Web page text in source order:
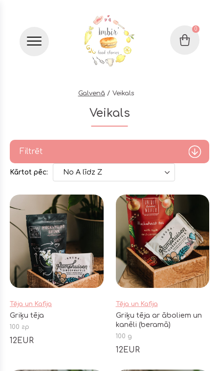
Бургер меню Grozs
0
Galvenā Veikals
Veikals
Filtrēt
Kārtot pēc: No A līdz Z
Tēja un Kafija
Griķu tēja
100 гр
12EUR
Tēja un Kafija
Griķu tēja ar āboliem un
kanēli (beramā)
100 g
12EUR